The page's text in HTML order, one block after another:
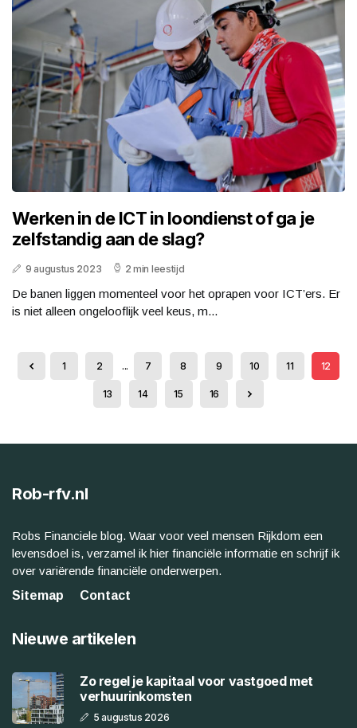
Werken in de ICT in loondienst of ga je
zelfstandig aan de slag?
9 augustus 2023 2 min leestijd
De banen liggen momenteel voor het oprapen voor ICT’ers. Er
is niet alleen ongelooflijk veel keus, m...
1 2 ... 7 8 9 10 11 12
13 14 15 16
Rob-rfv.nl
Robs Financiele blog. Waar voor veel mensen Rijkdom een
levensdoel is, verzamel ik hier financiële informatie en schrijf ik
over variërende financiële onderwerpen.
Sitemap
Contact
Nieuwe artikelen
Zo regel je kapitaal voor vastgoed met
verhuurinkomsten
5 augustus 2026